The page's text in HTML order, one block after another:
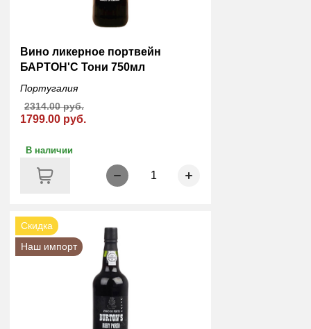
Вино ликерное портвейн
БАРТОН'С Тони 750мл
Португалия
1799.00 руб.
2314.00 руб.
В наличии
1
Скидка
Наш импорт